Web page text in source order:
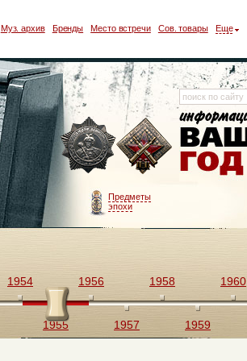
Муз. архив Бренды Место встречи Сов. товары Еще
Предметы
эпохи
1954
1955
1956
1957
1958
1959
1960